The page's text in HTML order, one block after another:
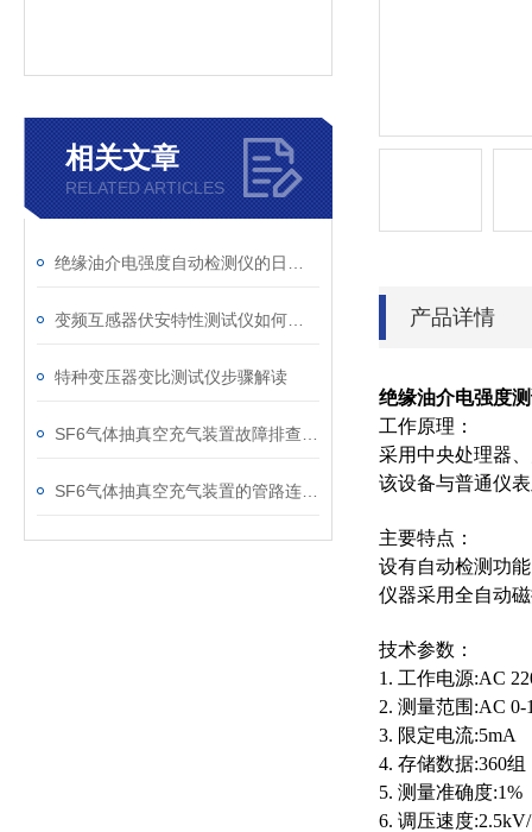
相关文章
RELATED ARTICLES
特种变压器变比测试仪步骤解读
产品详情
绝缘油介电强度
工作原理：
采用中央处理器
该设备与普通仪
主要特点：
设有自动检测功
仪器采用全自动
技术参数：
1. 工作电源:AC
2. 测量范围:AC 0-
3. 限定电流:5mA
4. 存储数据:360
5. 测量准确度:1%
6. 调压速度